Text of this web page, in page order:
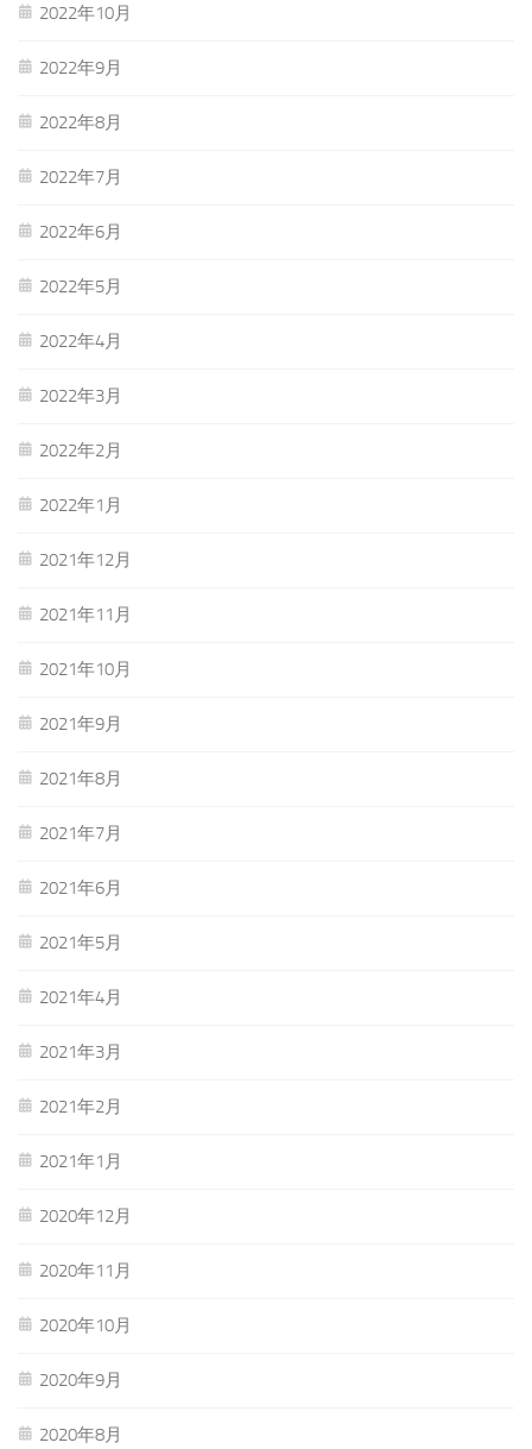
2022年10月
2022年9月
2022年8月
2022年7月
2022年6月
2022年5月
2022年4月
2022年3月
2022年2月
2022年1月
2021年12月
2021年11月
2021年10月
2021年9月
2021年8月
2021年7月
2021年6月
2021年5月
2021年4月
2021年3月
2021年2月
2021年1月
2020年12月
2020年11月
2020年10月
2020年9月
2020年8月